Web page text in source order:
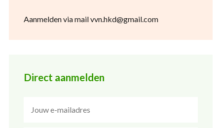
Aanmelden via mail vvn.hkd@gmail.com
Direct aanmelden